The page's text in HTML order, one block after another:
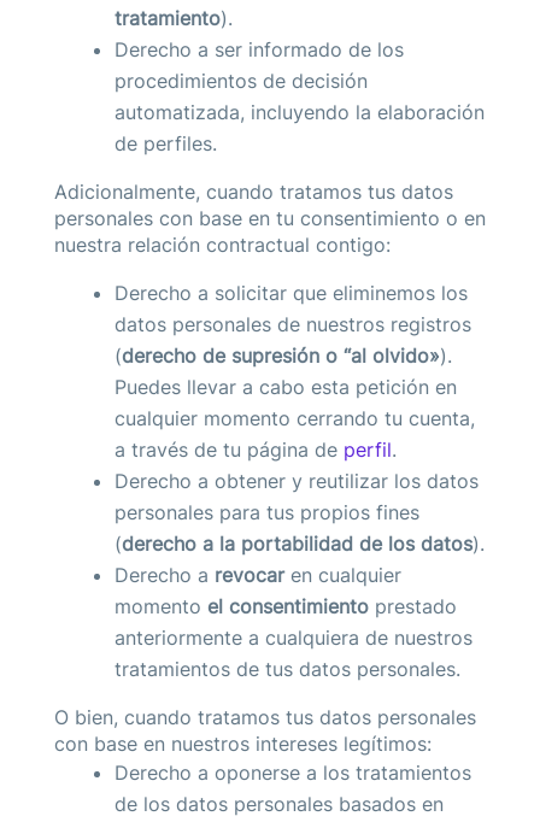
tratamiento).
Derecho a ser informado de los
procedimientos de decisión
automatizada, incluyendo la elaboración
de perfiles.
Adicionalmente, cuando tratamos tus datos
personales con base en tu consentimiento o en
nuestra relación contractual contigo:
Derecho a solicitar que eliminemos los
datos personales de nuestros registros
(derecho de supresión o “al olvido»).
Puedes llevar a cabo esta petición en
cualquier momento cerrando tu cuenta,
a través de tu página de perfil.
Derecho a obtener y reutilizar los datos
personales para tus propios fines
(derecho a la portabilidad de los datos).
Derecho a revocar en cualquier
momento el consentimiento prestado
anteriormente a cualquiera de nuestros
tratamientos de tus datos personales.
O bien, cuando tratamos tus datos personales
con base en nuestros intereses legítimos:
Derecho a oponerse a los tratamientos
de los datos personales basados en